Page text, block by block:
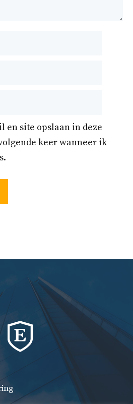
en site opslaan in deze
keer wanneer ik